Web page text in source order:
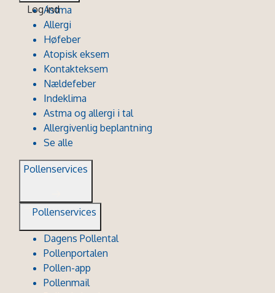
Log ind
Astma
Allergi
Høfeber
Atopisk eksem
Kontakteksem
Nældefeber
Indeklima
Astma og allergi i tal
Allergivenlig beplantning
Se alle
Pollenservices
Pollenservices
Dagens Pollental
Pollenportalen
Pollen-app
Pollenmail